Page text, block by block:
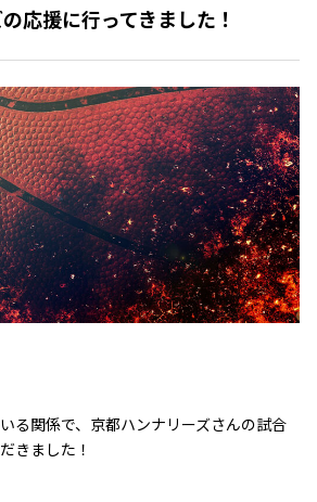
応援に行ってきました！
る関係で、京都ハンナリーズさんの試合
きました！